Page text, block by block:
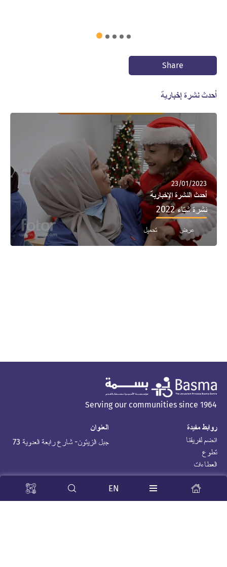
Share
أحدث نشرة إخبارية
23/01/2023
أحدث النشرة الإخبارية
نشرة شتاء 2022
عرض تحميل
Serving our communities since 1964
روابط مفيدة
انضم لفريقنا
تطوع
العطاءات
العنوان
جبل الزيتون- شارع رابعة العدوية 73
Stay Tuned
EN